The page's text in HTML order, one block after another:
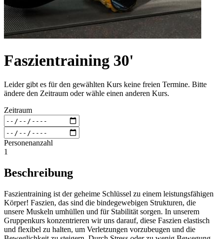
Faszientraining 30'
Leider gibt es für den gewählten Kurs keine freien Termine. Bitte
ändere den Zeitraum oder wähle einen anderen Kurs.
Zeitraum
Personenanzahl
1
Beschreibung
Faszientraining ist der geheime Schlüssel zu einem leistungsfähigen
Körper! Faszien, das sind die bindegewebigen Strukturen, die
unsere Muskeln umhüllen und für Stabilität sorgen. In unserem
Gruppenkurs konzentrieren wir uns darauf, diese Faszien elastisch
und flexibel zu halten, um Verletzungen vorzubeugen und die